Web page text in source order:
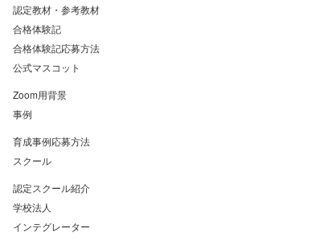
認定教材・参考教材
合格体験記
合格体験記応募方法
公式マスコット
Zoom用背景
事例
育成事例応募方法
スクール
認定スクール紹介
学校法人
インテグレーター